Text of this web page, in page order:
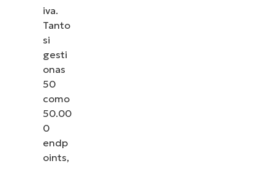
iva.
Tanto
si
gesti
onas
50
como
50.00
0
endp
oints,